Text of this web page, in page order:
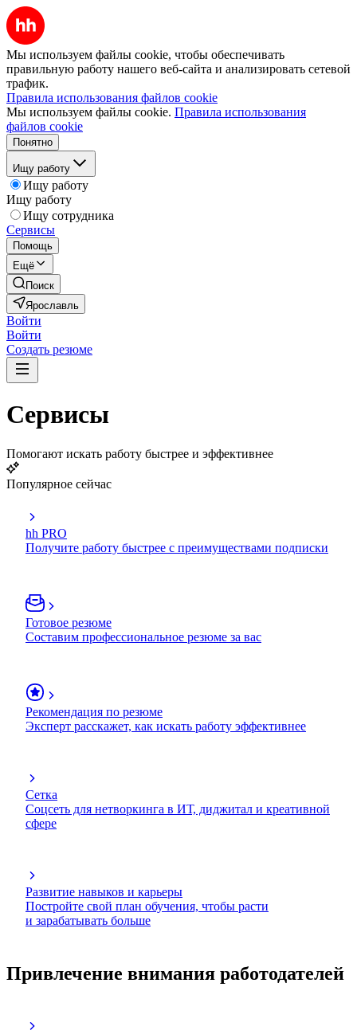
Мы используем файлы cookie, чтобы обеспечивать
правильную работу нашего веб-сайта и анализировать сетевой
трафик.
Правила использования файлов cookie
Мы используем файлы cookie. Правила использования
файлов cookie
Понятно
Ищу работу
Ищу работу
Ищу работу
Ищу сотрудника
Сервисы
Помощь
Ещё
Поиск
Ярославль
Войти
Войти
Создать резюме
Сервисы
Помогают искать работу быстрее и эффективнее
Популярное сейчас
hh PRO
Получите работу быстрее с преимуществами подписки
Готовое резюме
Составим профессиональное резюме за вас
Рекомендация по резюме
Эксперт расскажет, как искать работу эффективнее
Сетка
Соцсеть для нетворкинга в ИТ, диджитал и креативной
сфере
Развитие навыков и карьеры
Постройте свой план обучения, чтобы расти
и зарабатывать больше
Привлечение внимания работодателей